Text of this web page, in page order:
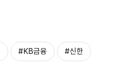
#KB금융 #신한